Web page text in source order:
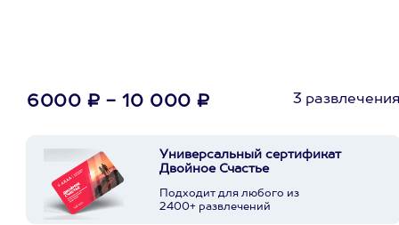
6000 ₽ - 10 000 ₽ 3
Универсальный сертификат
Двойное Счастье
Подходит для любого из
2400+ развлечений